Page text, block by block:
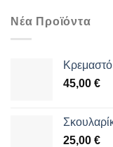
Νέα Προϊόντα
Κρεμαστό
45,00 €
25,00 €